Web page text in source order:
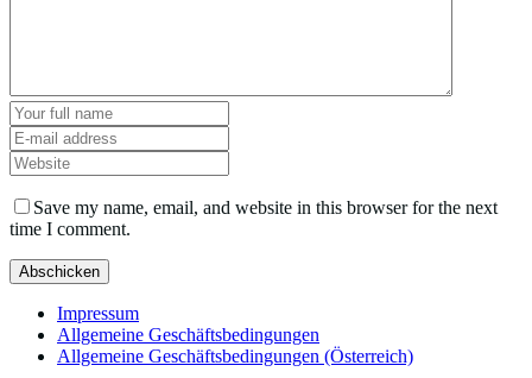
Save my name, email, and website in this browser for the next
time I comment.
Impressum
Allgemeine Geschäftsbedingungen
Allgemeine Geschäftsbedingungen (Österreich)